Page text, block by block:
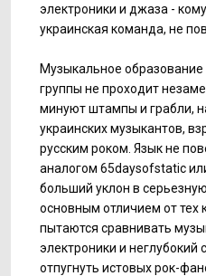
электроники и джаза -
украинская команда, не
Музыкальное
группы не проходит
минуют штампы и грабли,
украинских музыкантов,
русским роком. Язык не
аналогом 65daysofstatic
больший уклон в
основным отличием от тех
пытаются сравнивать
электроники и неглубокий
отпугнуть истовых рок-